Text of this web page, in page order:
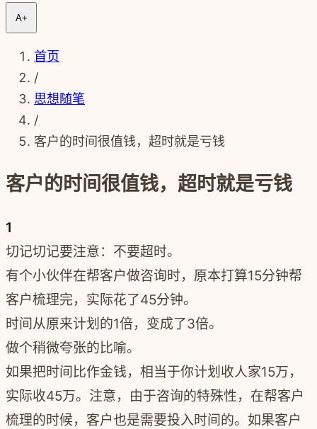
A+
首页
/
思想随笔
/
客户的时间很值钱，超时就是亏钱
客户的时间很值钱，超时就是亏钱
1
切记切记要注意：不要超时。
有个小伙伴在帮客户做咨询时，原本打算15分钟帮
客户梳理完，实际花了45分钟。
时间从原来计划的1倍，变成了3倍。
做个稍微夸张的比喻。
如果把时间比作金钱，相当于你计划收人家15万，
实际收45万。注意，由于咨询的特殊性，在帮客户
梳理的时候，客户也是需要投入时间的。如果客户